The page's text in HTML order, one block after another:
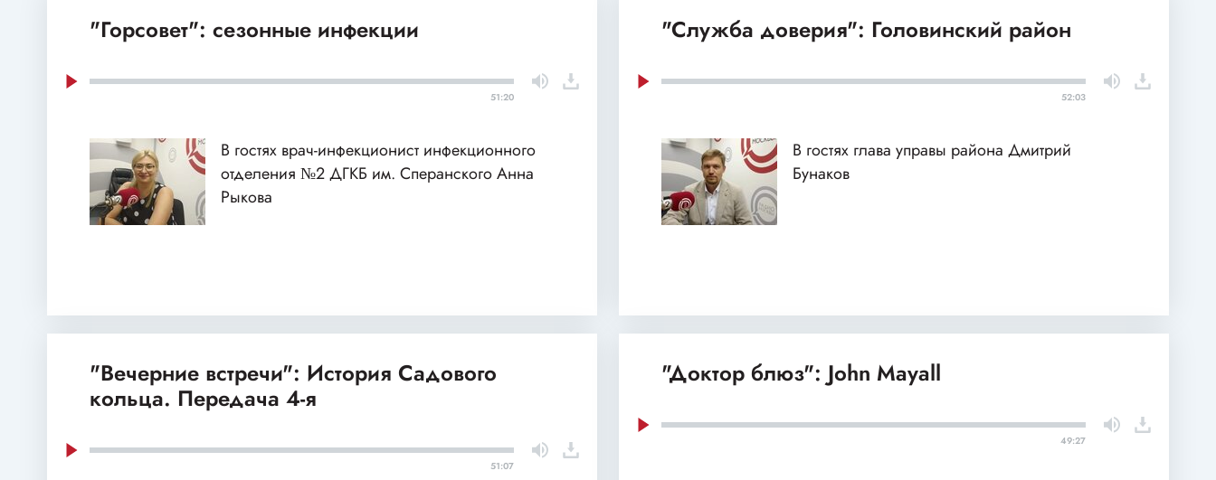
"Горсовет": сезонные инфекции
51:20
В гостях врач-инфекционист инфекционного
отделения №2 ДГКБ им. Сперанского Анна
Рыкова
"Служба доверия": Головинский район
52:03
В гостях глава управы района Дмитрий
Бунаков
"Вечерние встречи": История Садового
кольца. Передача 4-я
51:07
"Доктор блюз": John Mayall
49:27